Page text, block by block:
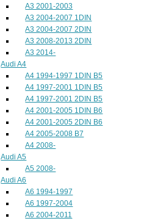
A3 2001-2003
A3 2004-2007 1DIN
A3 2004-2007 2DIN
A3 2008-2013 2DIN
A3 2014-
Audi A4
A4 1994-1997 1DIN B5
A4 1997-2001 1DIN B5
A4 1997-2001 2DIN B5
A4 2001-2005 1DIN B6
A4 2001-2005 2DIN B6
A4 2005-2008 B7
A4 2008-
Audi A5
A5 2008-
Audi A6
A6 1994-1997
A6 1997-2004
A6 2004-2011